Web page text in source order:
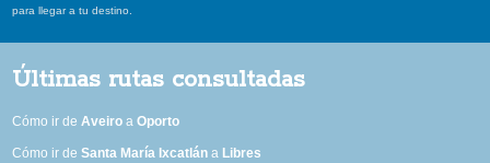
para llegar a tu destino.
Últimas rutas consultadas
Cómo ir deAveiro aOporto
Cómo ir deSanta María Ixcatlán a Libres